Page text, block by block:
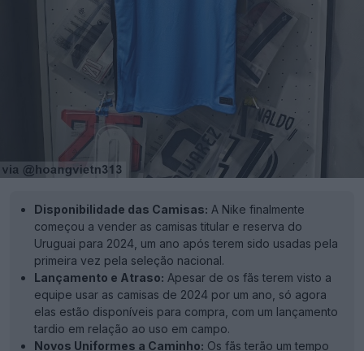
Disponibilidade das Camisas: A Nike finalmente
começou a vender as camisas titular e reserva do
Uruguai para 2024, um ano após terem sido usadas pela
primeira vez pela seleção nacional.
Lançamento e Atraso: Apesar de os fãs terem visto a
equipe usar as camisas de 2024 por um ano, só agora
elas estão disponíveis para compra, com um lançamento
tardio em relação ao uso em campo.
Novos Uniformes a Caminho: Os fãs terão um tempo